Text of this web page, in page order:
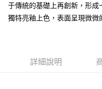
２．便利：只要手機號碼，簡訊
３．安心：先確認商品／服務後
２．訂單成立數日內，您將收到
３．收到繳費通知簡訊後14天內
全家取貨付款
每筆NT$60，滿NT$1,500(含
于傳統的基礎上再創新，形成
獨特亮釉上色，表面呈現微微
詳細說明